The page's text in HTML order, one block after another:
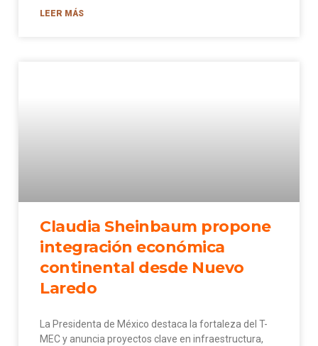
LEER MÁS
Claudia Sheinbaum propone
integración económica
continental desde Nuevo
Laredo
La Presidenta de México destaca la fortaleza del T-
MEC y anuncia proyectos clave en infraestructura,